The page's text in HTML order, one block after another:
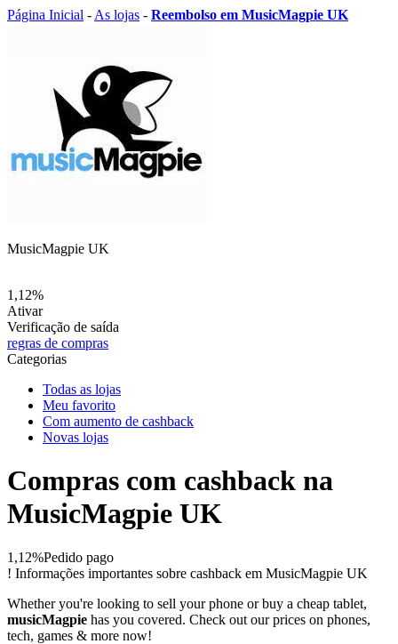
Página Inicial - As lojas - Reembolso em MusicMagpie UK
MusicMagpie UK
1,12%
Ativar
Verificação de saída
regras de compras
Categorias
Todas as lojas
Meu favorito
Com aumento de cashback
Novas lojas
Compras com cashback na
MusicMagpie UK
1,12%Pedido pago
! Informações importantes sobre cashback em MusicMagpie UK
Whether you're looking to sell your phone or buy a cheap tablet,
musicMagpie has you covered. Check out our prices on phones,
tech, games & more now!